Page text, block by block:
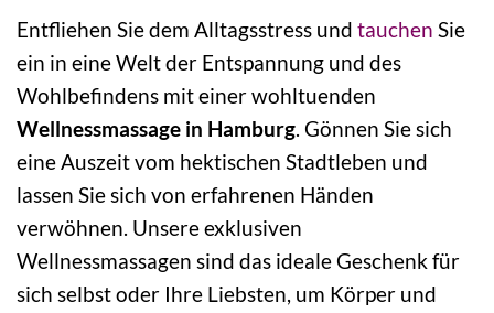
Entfliehen Sie dem Alltagsstress und tauchen Sie
ein in eine Welt der Entspannung und des
Wohlbefindens mit einer wohltuenden
Wellnessmassage in Hamburg. Gönnen Sie sich
eine Auszeit vom hektischen Stadtleben und
lassen Sie sich von erfahrenen Händen
verwöhnen. Unsere exklusiven
Wellnessmassagen sind das ideale Geschenk für
sich selbst oder Ihre Liebsten, um Körper und